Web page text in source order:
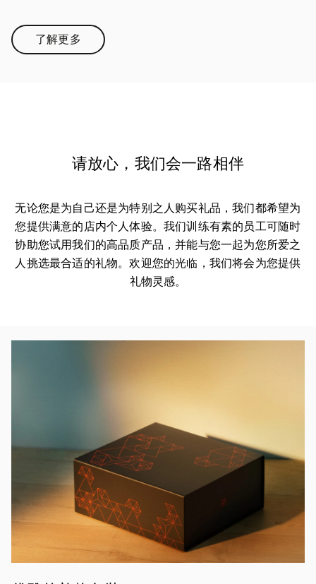
了解更多Link Opens in New Tab
请放心，我们会一路相伴
无论您是为自己还是为特别之人购买礼品，我们都希望为
您提供满意的店内个人体验。我们训练有素的员工可随时
协助您试用我们的高品质产品，并能与您一起为您所爱之
人挑选最合适的礼物。欢迎您的光临，我们将会为您提供
礼物灵感。